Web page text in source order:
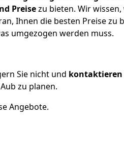
Preisezu bieten. Wir wissen,
Ihnen die besten Preise zu
umgezogen werden muss.
Sie nicht und kontaktieren
zu planen.
Angebote.